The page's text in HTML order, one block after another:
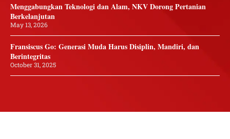
Menggabungkan Teknologi dan Alam, NKV Dorong Pertanian
Berkelanjutan
May 13, 2026
Fransiscus Go: Generasi Muda Harus Disiplin, Mandiri, dan
Berintegritas
October 31, 2025